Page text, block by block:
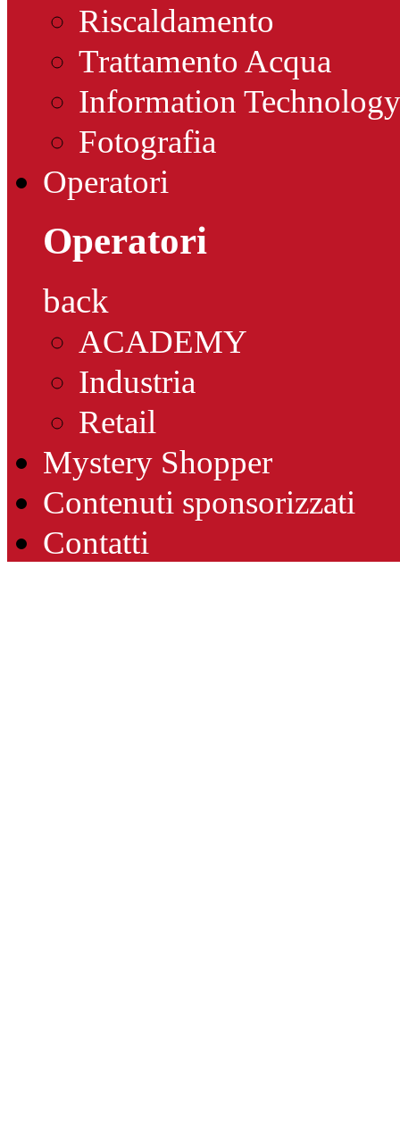
Riscaldamento
Trattamento Acqua
Information Technology
Fotografia
Operatori
Operatori
back
ACADEMY
Industria
Retail
Mystery Shopper
Contenuti sponsorizzati
Contatti